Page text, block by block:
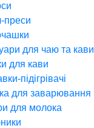
преси
для чаю та кави
для кави
підігрівачі
для заварювання
для молока